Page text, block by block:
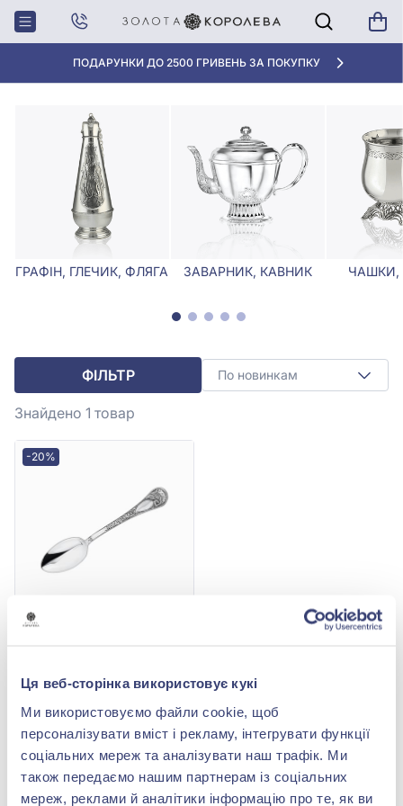
Ця веб-сторінка використовує кукі
Ми використовуємо файли cookie, щоб
персоналізувати вміст і рекламу, інтегрувати функції
соціальних мереж та аналізувати наш трафік. Ми
також передаємо нашим партнерам із соціальних
мереж, реклами й аналітики інформацію про те, як ви
ПОДАРУНКИ ДО 2500 ГРИВЕНЬ ЗА ПОКУПКУ
Головна Столове срібло Столове срібло з листям
СТОЛОВЕ СРІБЛО З ЛИСТЯМ
ГРАФІН, ГЛЕЧИК, ФЛЯГА ЗАВАРНИК, КАВНИК ЧАШКИ,
ФІЛЬТР По новинкам
Знайдено 1 товар
-20%
Папоротник
(арт. Ложка 140
Папоротник)
Купити